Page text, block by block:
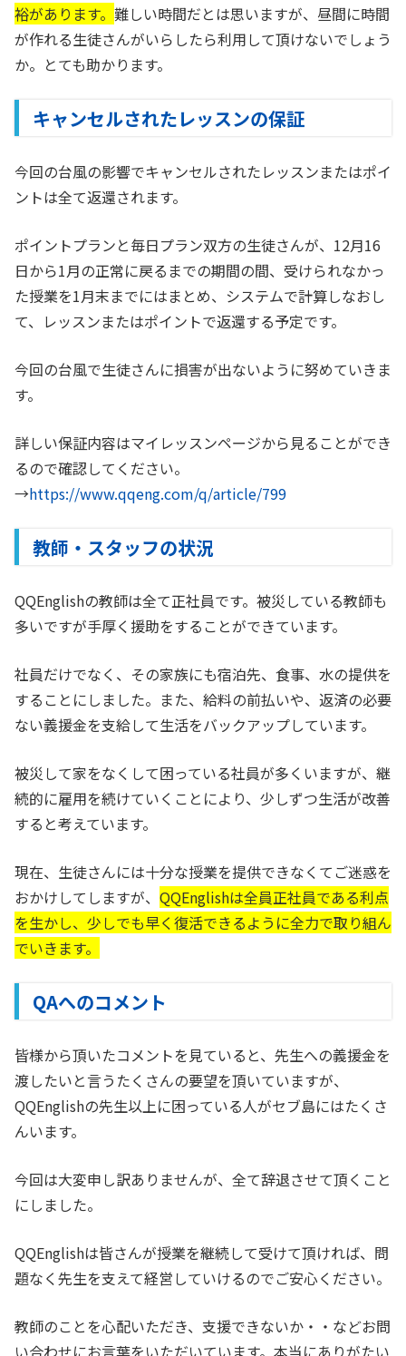
裕があります。 難しい時間だとは思いますが、昼間に時間
が作れる生徒さんがいらしたら利用して頂けないでしょう
か。とても助かります。
キャンセルされたレッスンの保証
今回の台風の影響でキャンセルされたレッスンまたはポイ
ントは全て返還されます。
ポイントプランと毎日プラン双方の生徒さんが、12月16
日から1月の正常に戻るまでの期間の間、受けられなかっ
た授業を1月末までにはまとめ、システムで計算しなおし
て、レッスンまたはポイントで返還する予定です。
今回の台風で生徒さんに損害が出ないように努めていきま
す。
詳しい保証内容はマイレッスンページから見ることができ
るので確認してください。
→https://www.qqeng.com/q/article/799
教師・スタッフの状況
QQEnglishの教師は全て正社員です。被災している教師も
多いですが手厚く援助をすることができています。
社員だけでなく、その家族にも宿泊先、食事、水の提供を
することにしました。また、給料の前払いや、返済の必要
ない義援金を支給して生活をバックアップしています。
被災して家をなくして困っている社員が多くいますが、継
続的に雇用を続けていくことにより、少しずつ生活が改善
すると考えています。
現在、生徒さんには十分な授業を提供できなくてご迷惑を
おかけしてしますが、 QQEnglishは全員正社員である利点
を生かし、少しでも早く復活できるように全力で取り組ん
でいきます。
QAへのコメント
皆様から頂いたコメントを見ていると、先生への義援金を
渡したいと言うたくさんの要望を頂いていますが、
QQEnglishの先生以上に困っている人がセブ島にはたくさ
んいます。
今回は大変申し訳ありませんが、全て辞退させて頂くこと
にしました。
QQEnglishは皆さんが授業を継続して受けて頂ければ、問
題なく先生を支えて経営していけるのでご安心ください。
教師のことを心配いただき、支援できないか・・などお問
い合わせにお言葉をいただいています。本当にありがたい